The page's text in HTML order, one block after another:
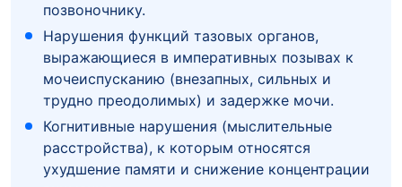
позвоночнику.
Нарушения функций тазовых органов,
выражающиеся в императивных позывах к
мочеиспусканию (внезапных, сильных и
трудно преодолимых) и задержке мочи.
Когнитивные нарушения (мыслительные
расстройства), к которым относятся
ухудшение памяти и снижение концентрации